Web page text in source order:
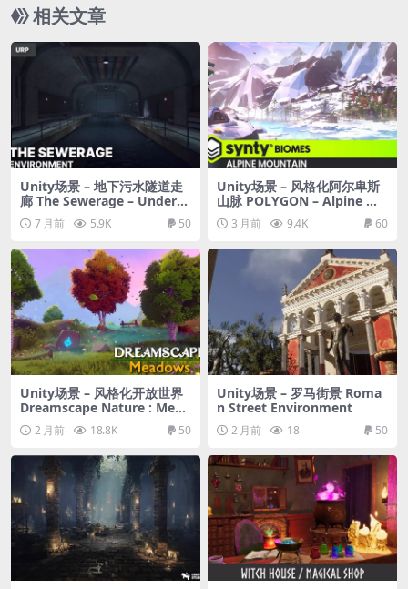
相关文章
Unity场景 – 地下污水隧道走
廊 The Sewerage – Undergr
ound Sewer Tunnels & Corr
idors URP
7 月前 5.9K 50
Unity场景 – 风格化阿尔卑斯
山脉 POLYGON – Alpine Mo
untain – Nature Biomes – 3
D Environment Art
3 月前 9.4K 60
Unity场景 – 风格化开放世界
Dreamscape Nature : Mead
ows : Stylized Open World
Environment
2 月前 18.8K 50
Unity场景 – 罗马街景 Roma
n Street Environment
2 月前 18 50